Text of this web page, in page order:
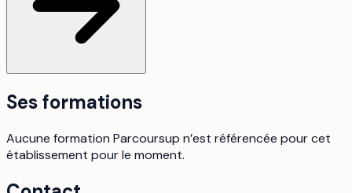
Ses formations
Aucune formation Parcoursup n’est référencée pour cet
établissement pour le moment.